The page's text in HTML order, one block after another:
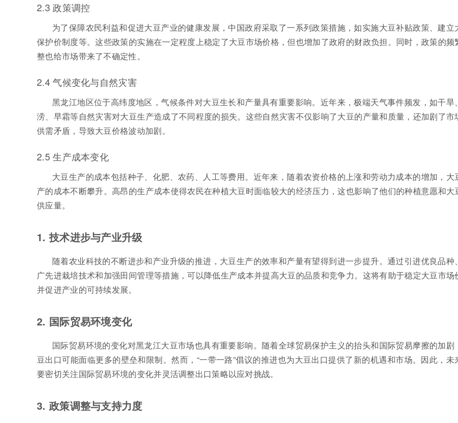
2.3 政策调控
为了保障农民利益和促进大豆产业的健康发展，中国政府采取了一系列政策措施，如实施大豆补贴政策、建立
保护价制度等。这些政策的实施在一定程度上稳定了大豆市场价格，但也增加了政府的财政负担。同时，政策的频
整也给市场带来了不确定性。
2.4 气候变化与自然灾害
黑龙江地区位于高纬度地区，气候条件对大豆生长和产量具有重要影响。近年来，极端天气事件频发，如干旱
涝、早霜等自然灾害对大豆生产造成了不同程度的损失。这些自然灾害不仅影响了大豆的产量和质量，还加剧了市
供需矛盾，导致大豆价格波动加剧。
2.5 生产成本变化
大豆生产的成本包括种子、化肥、农药、人工等费用。近年来，随着农资价格的上涨和劳动力成本的增加，大
产的成本不断攀升。高昂的生产成本使得农民在种植大豆时面临较大的经济压力，这也影响了他们的种植意愿和大
供应量。
1. 技术进步与产业升级
随着农业科技的不断进步和产业升级的推进，大豆生产的效率和产量有望得到进一步提升。通过引进优良品种
广先进栽培技术和加强田间管理等措施，可以降低生产成本并提高大豆的品质和竞争力。这将有助于稳定大豆市场
并促进产业的可持续发展。
2. 国际贸易环境变化
国际贸易环境的变化对黑龙江大豆市场也具有重要影响。随着全球贸易保护主义的抬头和国际贸易摩擦的加剧
豆出口可能面临更多的壁垒和限制。然而，“一带一路”倡议的推进也为大豆出口提供了新的机遇和市场。因此，未
要密切关注国际贸易环境的变化并灵活调整出口策略以应对挑战。
3. 政策调整与支持力度